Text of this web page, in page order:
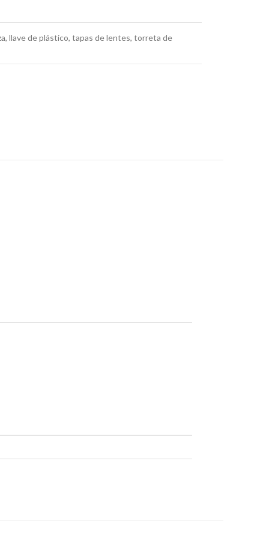
llave de plástico, tapas de lentes, torreta de